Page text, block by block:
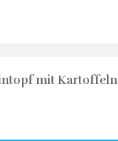
mit Kartoffeln